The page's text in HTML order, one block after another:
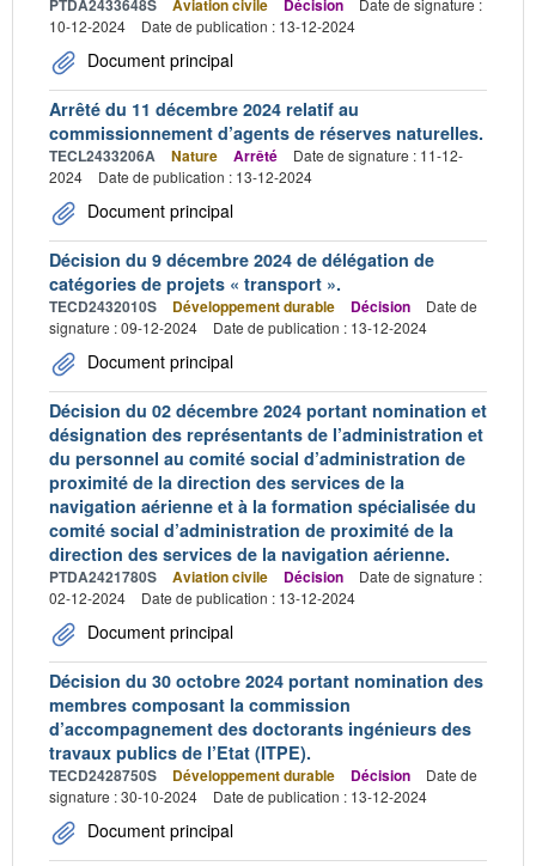
PTDA2433648S Aviation civile Décision
Date de signature :
10-12-2024
Date de publication : 13-12-2024
Document principal
Arrêté du 11 décembre 2024 relatif au
commissionnement d’agents de réserves naturelles.
TECL2433206A Nature Arrêté
Date de signature : 11-12-
2024
Date de publication : 13-12-2024
Document principal
Décision du 9 décembre 2024 de délégation de
catégories de projets « transport ».
TECD2432010S Développement durable Décision
Date de
signature : 09-12-2024
Date de publication : 13-12-2024
Document principal
Décision du 02 décembre 2024 portant nomination et
désignation des représentants de l’administration et
du personnel au comité social d’administration de
proximité de la direction des services de la
navigation aérienne et à la formation spécialisée du
comité social d’administration de proximité de la
direction des services de la navigation aérienne.
PTDA2421780S Aviation civile Décision
Date de signature :
02-12-2024
Date de publication : 13-12-2024
Document principal
Décision du 30 octobre 2024 portant nomination des
membres composant la commission
d’accompagnement des doctorants ingénieurs des
travaux publics de l’Etat (ITPE).
TECD2428750S Développement durable Décision
Date de
signature : 30-10-2024
Date de publication : 13-12-2024
Document principal